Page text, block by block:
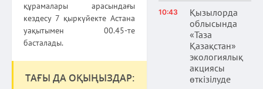
құрамалары арасындағы
кездесу 7 қыркүйекте Астана
уақытымен 00.45-те
басталады.
ТАҒЫ ДА ОҚЫҢЫЗДАР:
10:43
Қызылорда
облысында
«Таза
Қазақстан»
экологиялық
акциясы
өткізілуде